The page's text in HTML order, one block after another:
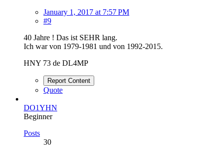
January 1, 2017 at 7:57 PM
#9
40 Jahre ! Das ist SEHR lang.
Ich war von 1979-1981 und von 1992-2015.
HNY 73 de DL4MP
Report Content
Quote
DO1YHN
Beginner
Posts
30